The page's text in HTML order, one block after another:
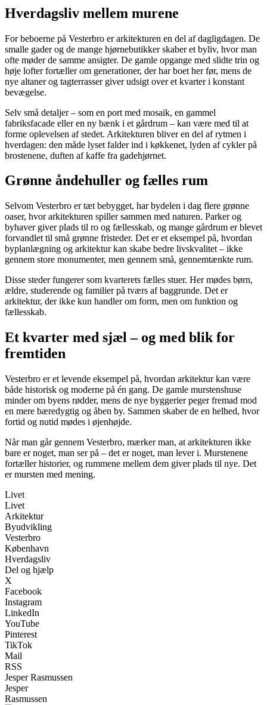
Hverdagsliv mellem murene
For beboerne på Vesterbro er arkitekturen en del af dagligdagen. De
smalle gader og de mange hjørnebutikker skaber et byliv, hvor man
ofte møder de samme ansigter. De gamle opgange med slidte trin og
høje lofter fortæller om generationer, der har boet her før, mens de
nye altaner og tagterrasser giver udsigt over et kvarter i konstant
bevægelse.
Selv små detaljer – som en port med mosaik, en gammel
fabriksfacade eller en ny bænk i et gårdrum – kan være med til at
forme oplevelsen af stedet. Arkitekturen bliver en del af rytmen i
hverdagen: den måde lyset falder ind i køkkenet, lyden af cykler på
brostenene, duften af kaffe fra gadehjørnet.
Grønne åndehuller og fælles rum
Selvom Vesterbro er tæt bebygget, har bydelen i dag flere grønne
oaser, hvor arkitekturen spiller sammen med naturen. Parker og
byhaver giver plads til ro og fællesskab, og mange gårdrum er blevet
forvandlet til små grønne fristeder. Det er et eksempel på, hvordan
byplanlægning og arkitektur kan skabe bedre livskvalitet – ikke
gennem store monumenter, men gennem små, gennemtænkte rum.
Disse steder fungerer som kvarterets fælles stuer. Her mødes børn,
ældre, studerende og familier på tværs af baggrunde. Det er
arkitektur, der ikke kun handler om form, men om funktion og
fællesskab.
Et kvarter med sjæl – og med blik for
fremtiden
Vesterbro er et levende eksempel på, hvordan arkitektur kan være
både historisk og moderne på én gang. De gamle murstenshuse
minder om byens rødder, mens de nye byggerier peger fremad mod
en mere bæredygtig og åben by. Sammen skaber de en helhed, hvor
fortid og nutid mødes i øjenhøjde.
Når man går gennem Vesterbro, mærker man, at arkitekturen ikke
bare er noget, man ser på – det er noget, man lever i. Murstenene
fortæller historier, og rummene mellem dem giver plads til nye. Det
er mursten med mening.
Livet
Livet
Arkitektur
Byudvikling
Vesterbro
København
Hverdagsliv
Del og hjælp
X
Facebook
Instagram
LinkedIn
YouTube
Pinterest
TikTok
Mail
RSS
Jesper Rasmussen
Jesper
Rasmussen